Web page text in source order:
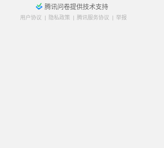
腾讯问卷提供技术支持
用户协议 | 隐私政策 | 腾讯服务协议 | 举报